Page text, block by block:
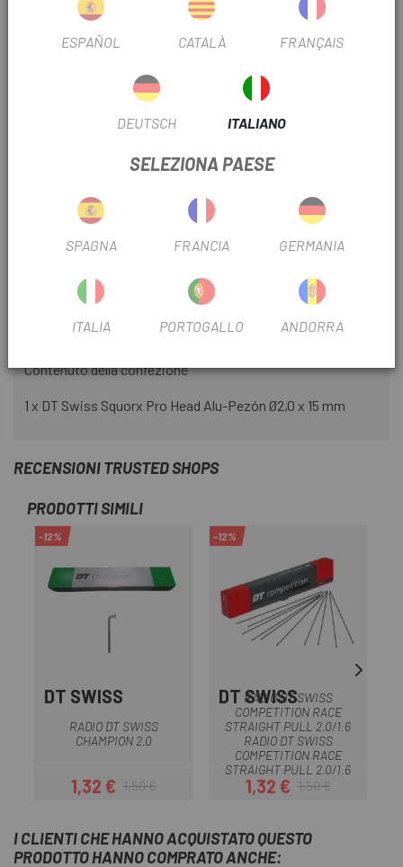
La superficie de contacto esférica alinea perfectamente la
Caratteristiche del prodotto - DT Swiss Squorx Pro Head
Utilizzo: MTB, Strada, Trekking, E-Bike
Lunghezza: 15 mm
Materiale Alluminio
Peso 22g
Contenuto della confezione
1 x DT Swiss Squorx Pro Head Alu-Pezón Ø2,0 x 15 mm
RECENSIONI TRUSTED SHOPS
PRODOTTI SIMILI
-12%
DT SWISS
RADIO DT SWISS
CHAMPION 2.0
Prezzo
1,32 €Prezzo base
1,50 €
-12%
DT SWISS
RADIO DT SWISS
COMPETITION RACE
STRAIGHT PULL 2.0/1.6
RADIO DT SWISS
COMPETITION RACE
STRAIGHT PULL 2.0/1.6
Prezzo
1,32 €Prezzo base
1,50 €
I CLIENTI CHE HANNO ACQUISTATO QUESTO
PRODOTTO HANNO COMPRATO ANCHE:
ESPAÑOL CATALÀ FRANÇAIS
DEUTSCH ITALIANO
SELEZIONA PAESE
SPAGNA FRANCIA GERMANIA
ITALIA PORTOGALLO ANDORRA